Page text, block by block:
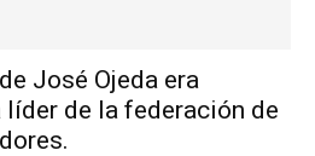
José Ojeda era
líder de la federación de